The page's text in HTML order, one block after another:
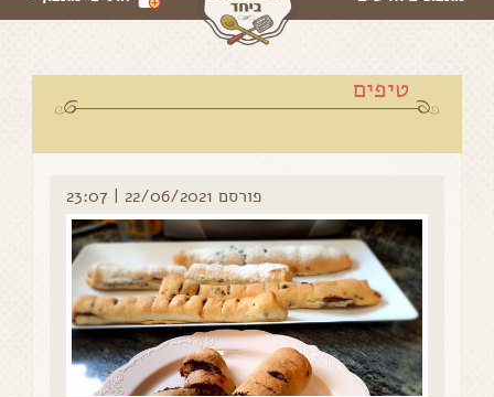
טיפים
פורסם 22/06/2021 | 23:07